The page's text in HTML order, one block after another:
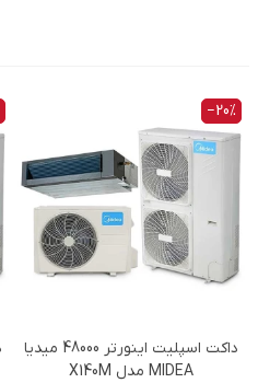
‎−20%
داکت اسپلیت اینورتر 48000 میدیا
MIDEA مدل X140M